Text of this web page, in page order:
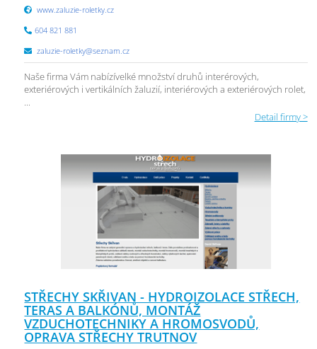
www.zaluzie-roletky.cz
604 821 881
zaluzie-roletky@seznam.cz
Naše firma Vám nabízívelké množství druhů interérových,
exteriérových i vertikálních žaluzií, interiérových a exteriérových rolet,
...
Detail firmy >
STŘECHY SKŘIVAN - HYDROIZOLACE STŘECH,
TERAS A BALKÓNŮ, MONTÁŽ
VZDUCHOTECHNIKY A HROMOSVODŮ,
OPRAVA STŘECHY TRUTNOV